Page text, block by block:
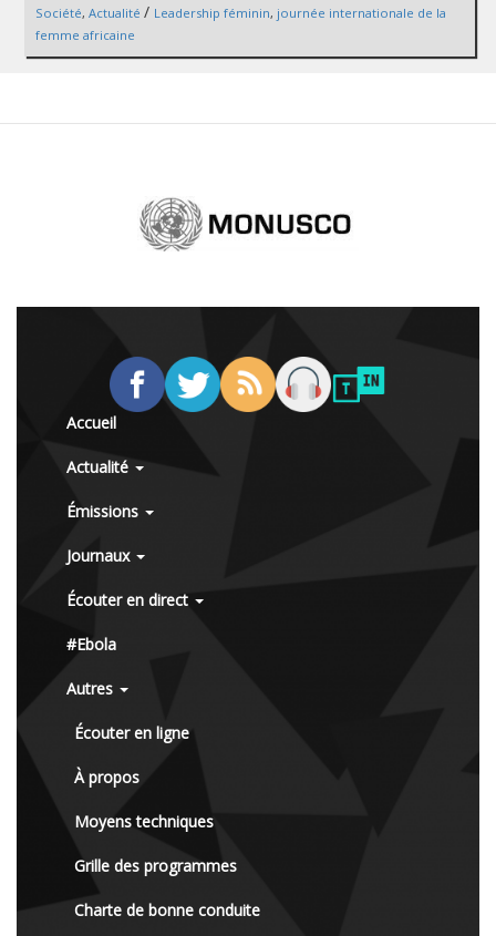
Société, Actualité / Leadership féminin, journée internationale de la
femme africaine
Accueil
Actualité
Émissions
Journaux
Écouter en direct
#Ebola
Autres
Écouter en ligne
À propos
Moyens techniques
Grille des programmes
Charte de bonne conduite